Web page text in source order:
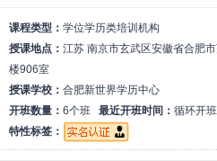
课程类型： 学位学历类培训机构
授课地点： 江苏 南京市玄武区安徽省合肥
楼906室
授课学校： 合肥新世界学历中心
开班数量： 6个班 最近开班时间： 循环开班
特性标签：